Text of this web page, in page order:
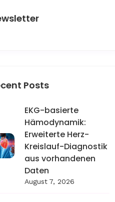
Posts
EKG-basierte
Hämodynamik:
Erweiterte Herz-
Kreislauf-Diagnostik
aus vorhandenen
Daten
August 7, 2026